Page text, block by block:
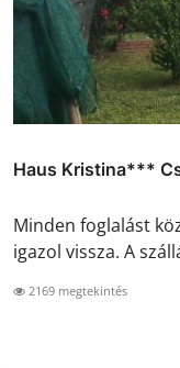
Haus Kristina***
Minden foglalást
igazol vissza. A
2169 megtekintés